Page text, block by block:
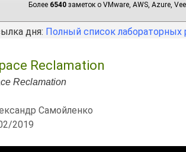
Более 6540 заметок о VMware, AWS, Azure,
дня: Полный список лабораторных
Reclamation
Reclamation
Самойленко
2019